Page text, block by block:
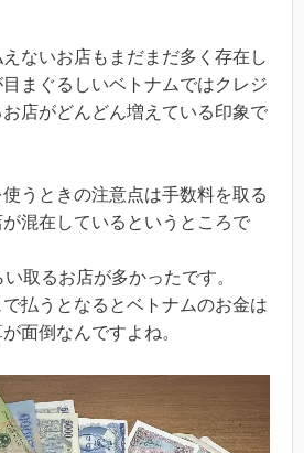
ないお店もまだまだ多く存在し
まぐるしいベトナムではクレジ
店がどんどん増えている印象で
うときの注意点は手数料を取る
混在しているというところで
取るお店が多かったです。
払うとなるとベトナムのお金は
面倒なんですよね。